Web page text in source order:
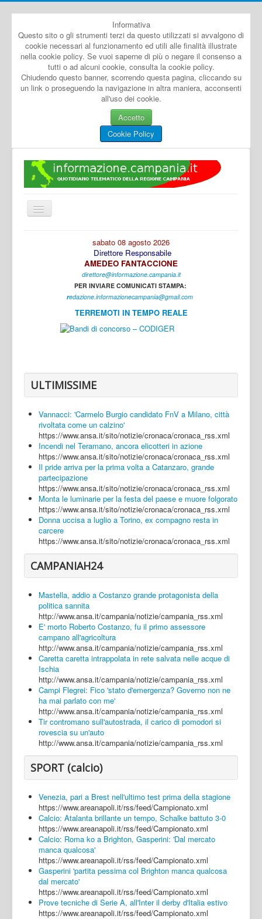
Informativa
Questo sito o gli strumenti terzi da questo utilizzati si avvalgono di
cookie necessari al funzionamento ed utili alle finalità illustrate
nella cookie policy. Se vuoi saperne di più o negare il consenso a
tutti o ad alcuni cookie, consulta la cookie policy.
Chiudendo questo banner, scorrendo questa pagina, cliccando su
un link o proseguendo la navigazione in altra maniera, acconsenti
all'uso dei cookie.
Accetto
Cookie Policy
Cambia
navigazione
Caserta
Napoli
Salerno
Login
sabato 08 agosto 2026
Direttore Responsabile
AMEDEO FANTACCIONE
direttore@informazione.campania.it
PER INVIARE COMUNICATI STAMPA:
redazione.informazionecampania@gmail.com
TERREMOTI IN TEMPO REALE
ULTIMISSIME
Vannacci: 'Carmelo Burgio candidato FnV a Milano, città
rivoltata come un calzino'
https://www.ansa.it/sito/notizie/cronaca/cronaca_rss.xml
Incendi nel Teramano, ancora elicotteri in azione
https://www.ansa.it/sito/notizie/cronaca/cronaca_rss.xml
Il pride arriva per la prima volta a Catanzaro, grande
partecipazione
https://www.ansa.it/sito/notizie/cronaca/cronaca_rss.xml
Monta le luminarie per la festa del paese e muore folgorato
https://www.ansa.it/sito/notizie/cronaca/cronaca_rss.xml
Donna uccisa a luglio a Torino, ex compagno resta in
carcere
https://www.ansa.it/sito/notizie/cronaca/cronaca_rss.xml
CAMPANIAH24
Mastella, addio a Costanzo grande protagonista della
politica sannita
http://www.ansa.it/campania/notizie/campania_rss.xml
E' morto Roberto Costanzo, fu il primo assessore
campano all'agricoltura
http://www.ansa.it/campania/notizie/campania_rss.xml
Caretta caretta intrappolata in rete salvata nelle acque di
Ischia
http://www.ansa.it/campania/notizie/campania_rss.xml
Campi Flegrei: Fico 'stato d'emergenza? Governo non ne
ha mai parlato con me'
http://www.ansa.it/campania/notizie/campania_rss.xml
Tir contromano sull'autostrada, il carico di pomodori si
rovescia su un'auto
http://www.ansa.it/campania/notizie/campania_rss.xml
SPORT (calcio)
Venezia, pari a Brest nell'ultimo test prima della stagione
https://www.areanapoli.it/rss/feed/Campionato.xml
Calcio: Atalanta brillante un tempo, Schalke battuto 3-0
https://www.areanapoli.it/rss/feed/Campionato.xml
Calcio: Roma ko a Brighton, Gasperini: 'Dal mercato
manca qualcosa'
https://www.areanapoli.it/rss/feed/Campionato.xml
Gasperini 'partita pessima col Brighton manca qualcosa
dal mercato'
https://www.areanapoli.it/rss/feed/Campionato.xml
Prove tecniche di Serie A, all'Inter il derby d'Italia estivo
https://www.areanapoli.it/rss/feed/Campionato.xml